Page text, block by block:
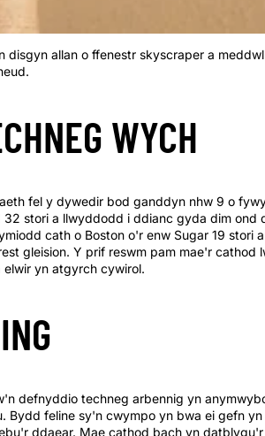
disgyn allan o ffenestr skyscraper a
WYCH
fel y dywedir bod ganddyn nhw 9 o
stori a llwyddodd i ddianc gyda dim ond
cath o Boston o'r enw Sugar 19 stori
gleision. Y prif reswm pam mae'r cathod
yn atgyrch cywirol.
defnyddio techneg arbennig yn
Bydd feline sy'n cwympo yn bwa ei gefn
ddaear. Mae cathod bach yn